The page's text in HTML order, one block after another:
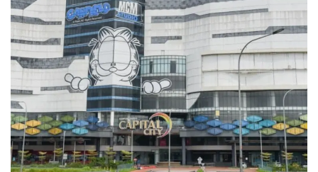
browsers
but
we
want
experience
with
CNA
to
be